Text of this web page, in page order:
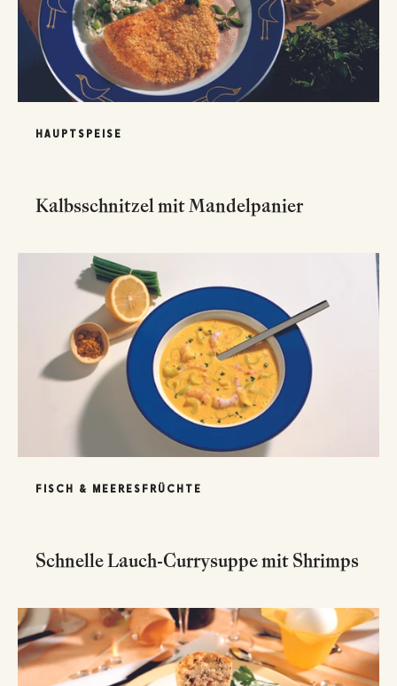
HAUPTSPEISE
Kalbsschnitzel mit Mandelpanier
FISCH & MEERESFRÜCHTE
Schnelle Lauch-Currysuppe mit Shrimps